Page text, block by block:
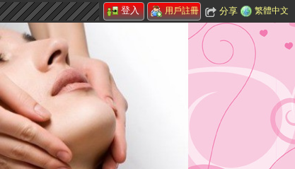
登入 用戶註冊 分享 繁體中文